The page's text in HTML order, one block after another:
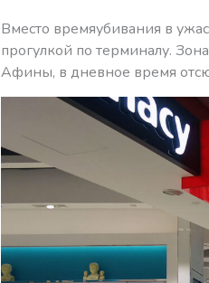
Вместо времяубивания в
прогулкой по терминалу.
Афины, в дневное время